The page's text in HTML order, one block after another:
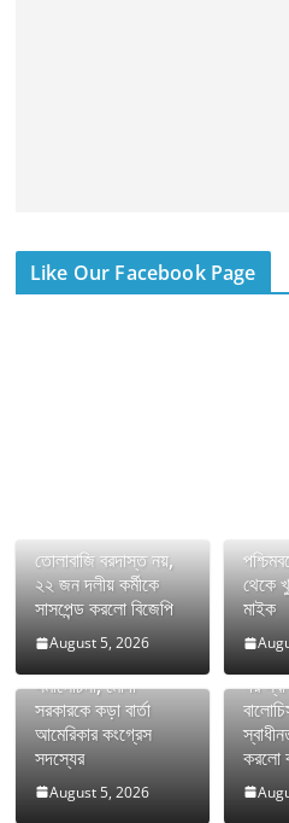
Like Our Facebook Page
তোলাবাজি বরদাস্ত নয়,
২২ জন দলীয় কর্মীকে
সাসপেন্ড করলো বিজেপি
August 5, 2026
থেকে
মাইক
সমালোচনা, মোদী
সরকারকে কড়া বার্তা
আমেরিকার কংগ্রেস
সদস্যের
August 5, 2026
পর
করলো